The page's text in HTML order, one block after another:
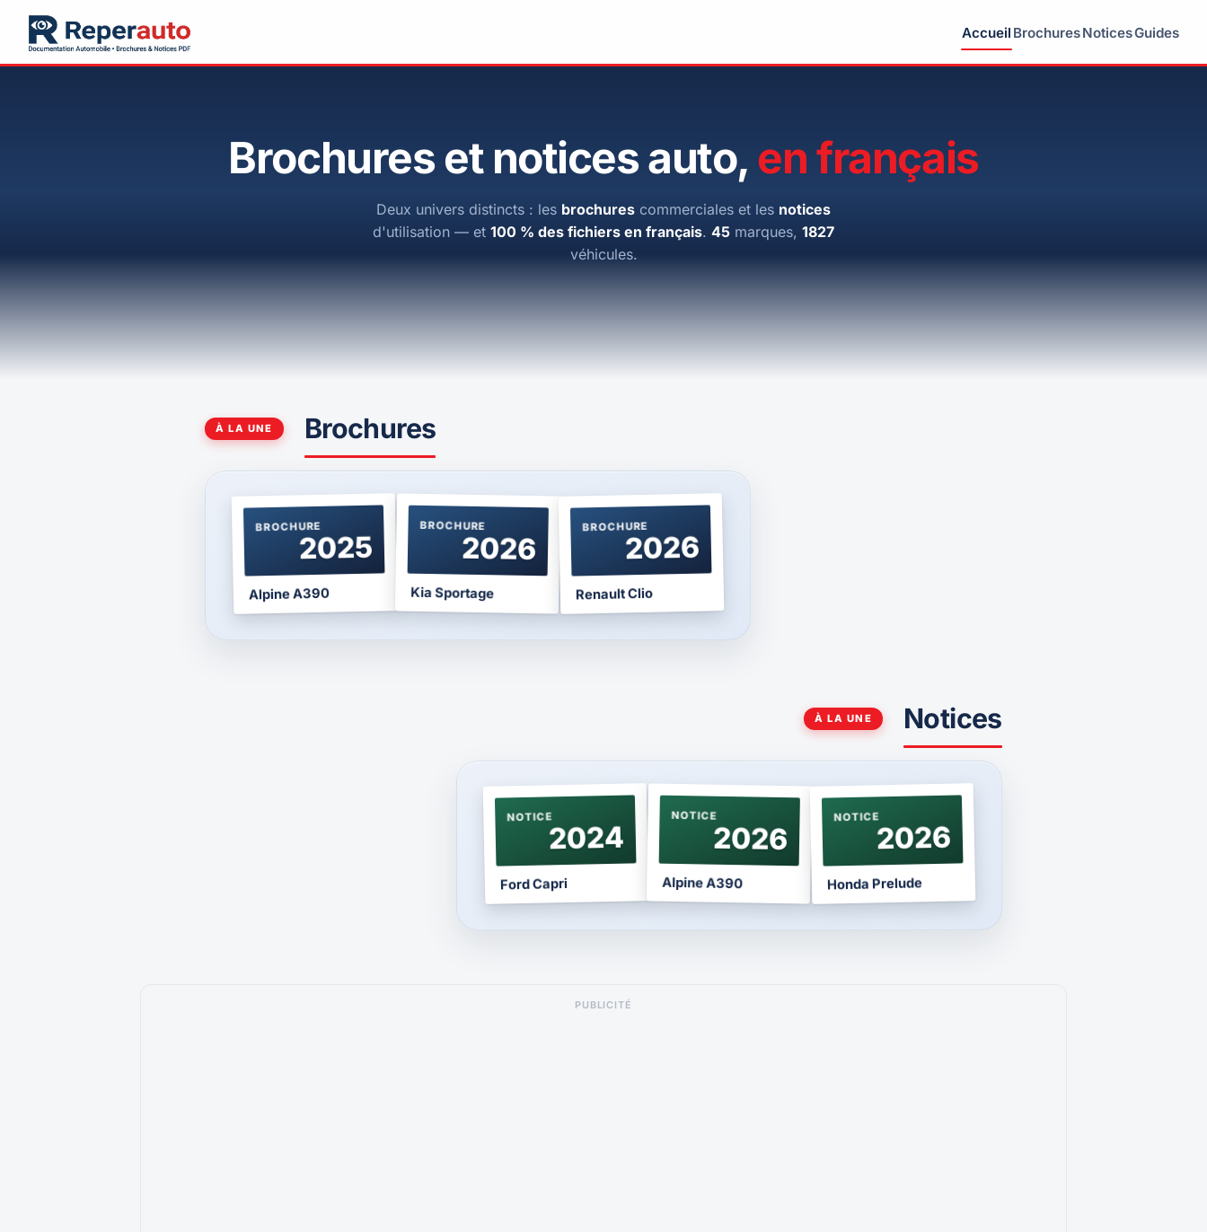
Accueil BrochuresNoticesGuides
Brochures et notices auto, en français
Deux univers distincts : les brochures commerciales et les notices
d'utilisation — et 100 % des fichiers en français. 45 marques, 1827
véhicules.
À LA UNE Brochures
BROCHURE
2025
Alpine A390
BROCHURE
2026
Kia Sportage
BROCHURE
2026
Renault Clio
À LA UNE Notices
NOTICE
2024
Ford Capri
NOTICE
2026
Alpine A390
NOTICE
2026
Honda Prelude
PUBLICITÉ